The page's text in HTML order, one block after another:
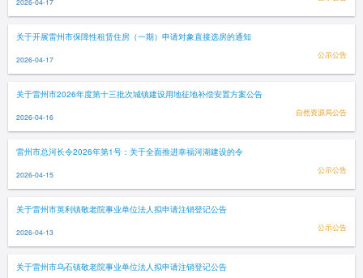
关于开展雷州市保障性租赁住房（一期）申请对象直接选房的通知
2026-04-17 公示公告
关于雷州市2026年度第十三批次城镇建设用地征地补偿安置方案公告
2026-04-16 自然资源局公告
雷州市总河长令2026年第1号：关于全面推进幸福河湖建设的令
2026-04-15 公示公告
关于雷州市英利镇敬老院事业单位法人拟申请注销登记公告
2026-04-13 公示公告
关于雷州市乌石镇敬老院事业单位法人拟申请注销登记公告